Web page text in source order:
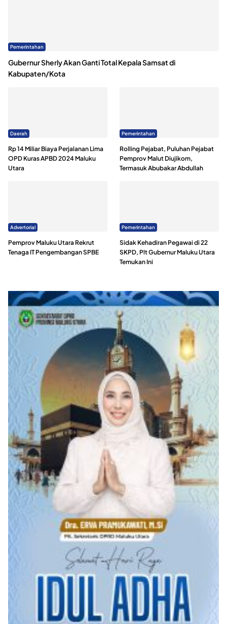
Pemerintahan
Gubernur Sherly Akan Ganti Total Kepala Samsat di
Kabupaten/Kota
Daerah
Rp 14 Miliar Biaya Perjalanan Lima
OPD Kuras APBD 2024 Maluku
Utara
Pemerintahan
Rolling Pejabat, Puluhan Pejabat
Pemprov Malut Diujikom,
Termasuk Abubakar Abdullah
Advertorial
Pemprov Maluku Utara Rekrut
Tenaga IT Pengembangan SPBE
Pemerintahan
Sidak Kehadiran Pegawai di 22
SKPD, Plt Gubernur Maluku Utara
Temukan Ini